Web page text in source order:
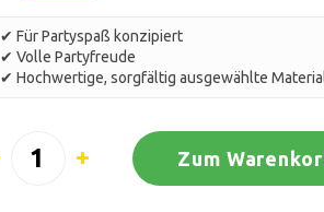
✔ Für Partyspaß konzipiert
✔ Volle Partyfreude
✔ Hochwertige, sorgfältig ausgewählte
Zum